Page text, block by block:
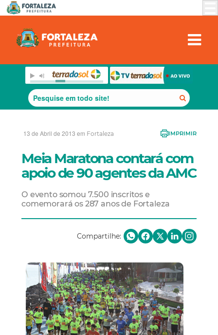
13 de Abril de 2013 em Fortaleza IMPRIMIR
Meia Maratona contará com
apoio de 90 agentes da AMC
O evento somou 7.500 inscritos e
comemorará os 287 anos de Fortaleza
Compartilhe: